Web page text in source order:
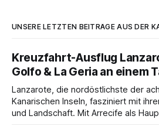
UNSERE LETZTEN BEITRÄGE AUS DER
Kreuzfahrt-Ausflug
Golfo & La Geria an einem
Lanzarote, die nordöstlichste der
Kanarischen Inseln, fasziniert mit
und Landschaft. Mit Arrecife als